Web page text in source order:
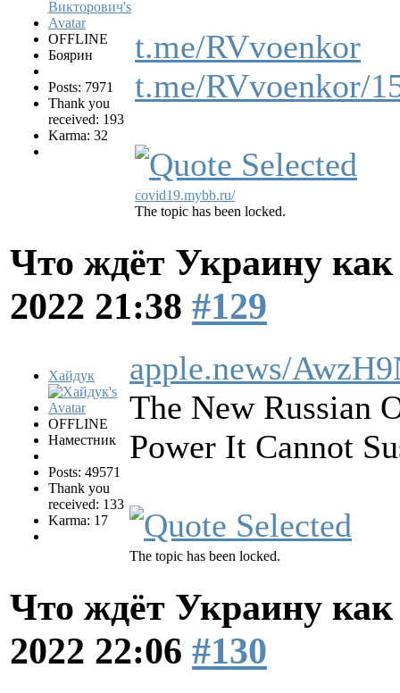
OFFLINE
Боярин
Posts: 7971
Thank you
received: 193
Karma: 32
t.me/RVvoenkor
t.me/RVvoenkor/
covid19.mybb.ru/
The topic has been locked.
Что ждёт Украину как
2022 21:38 #129
Хайдук
OFFLINE
Наместник
Posts: 49571
Thank you
received: 133
Karma: 17
apple.news/
The New Russian
Power It Cannot
The topic has been locked.
Что ждёт Украину как
2022 22:06 #130